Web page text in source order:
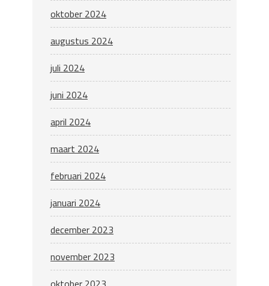
oktober 2024
augustus 2024
juli 2024
juni 2024
april 2024
maart 2024
februari 2024
januari 2024
december 2023
november 2023